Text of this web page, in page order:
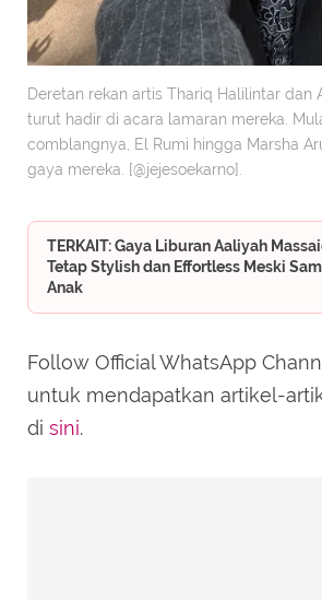
Deretan rekan artis Thariq Halilintar dan
turut hadir di acara lamaran mereka.
comblangnya, El Rumi hingga Marsha
gaya mereka. [@jejesoekarno].
TERKAIT: Gaya Liburan Aaliyah
Tetap Stylish dan Effortless Meski
Anak
Follow Official WhatsApp
untuk mendapatkan artikel-
di sini.